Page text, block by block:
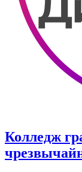
Колледж